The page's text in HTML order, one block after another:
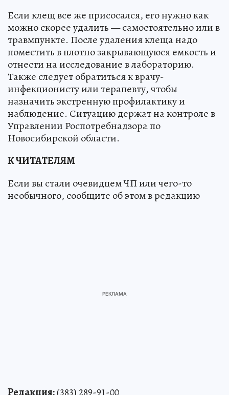
Если клещ все же присосался, его нужно как
можно скорее удалить — самостоятельно или в
травмпункте. После удаления клеща надо
поместить в плотно закрывающуюся емкость и
отнести на исследование в лабораторию.
Также следует обратиться к врачу-
инфекционисту или терапевту, чтобы
назначить экстренную профилактику и
наблюдение. Ситуацию держат на контроле в
Управлении Роспотребнадзора по
Новосибирской области.
К ЧИТАТЕЛЯМ
Если вы стали очевидцем ЧП или чего-то
необычного, сообщите об этом в редакцию
Редакция:(383) 289-91-00